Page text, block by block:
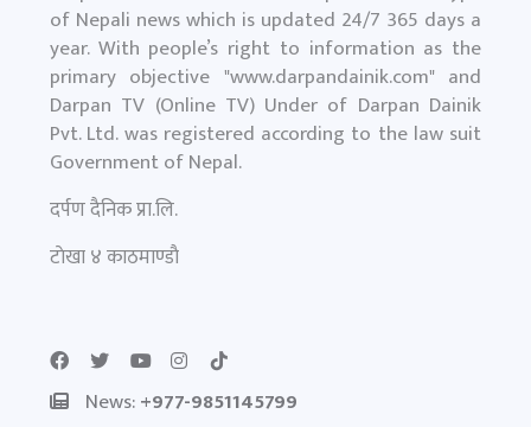
of Nepali news which is updated 24/7 365 days a
year. With people’s right to information as the
primary objective "www.darpandainik.com" and
Darpan TV (Online TV) Under of Darpan Dainik
Pvt. Ltd. was registered according to the law suit
Government of Nepal.
दर्पण दैनिक प्रा.लि.
टाेखा ४ काठमाण्डाै
News:+977-9851145799